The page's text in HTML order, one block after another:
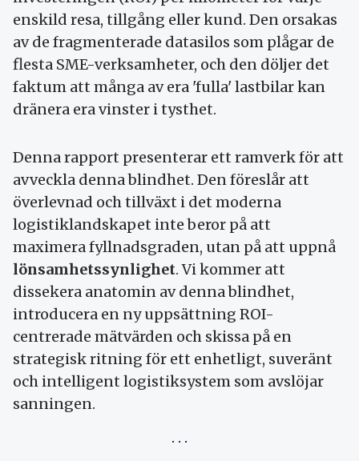
enskild resa, tillgång eller kund. Den orsakas
av de fragmenterade datasilos som plågar de
flesta SME-verksamheter, och den döljer det
faktum att många av era 'fulla' lastbilar kan
dränera era vinster i tysthet.
Denna rapport presenterar ett ramverk för att
avveckla denna blindhet. Den föreslår att
överlevnad och tillväxt i det moderna
logistiklandskapet inte beror på att
maximera fyllnadsgraden, utan på att uppnå
lönsamhetssynlighet. Vi kommer att
dissekera anatomin av denna blindhet,
introducera en ny uppsättning ROI-
centrerade mätvärden och skissa på en
strategisk ritning för ett enhetligt, suveränt
och intelligent logistiksystem som avslöjar
sanningen.